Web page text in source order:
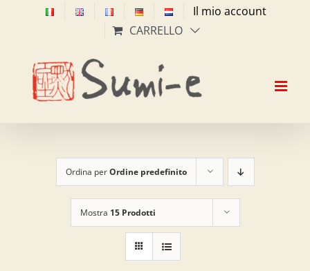
Il mio account
CARRELLO
Ordina perOrdine predefinito
Mostra 15 Prodotti